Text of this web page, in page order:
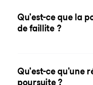
Qu'est-ce que la
de faillite ?
Qu'est-ce qu'une
poursuite ?